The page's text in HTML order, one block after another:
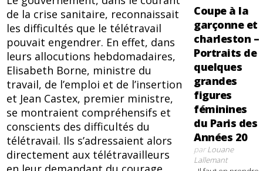
de la crise sanitaire, reconnaissait
les difficultés que le télétravail
pouvait engendrer. En effet, dans
leurs allocutions hebdomadaires,
Elisabeth Borne, ministre du
travail, de l’emploi et de l’insertion
et Jean Castex, premier ministre,
se montraient compréhensifs et
conscients des difficultés du
télétravail. Ils s’adressaient alors
directement aux télétravailleurs
Coupe à la
garçonne et
charleston –
Portraits de
quelques
grandes
figures
féminines
du Paris des
Années 20
parLouane
Lallemant